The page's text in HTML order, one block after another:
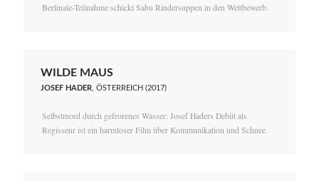
Berlinale-Teilnahme schickt Sabu Rindersuppen in den Wettbewerb.
WILDE MAUS
JOSEF HADER , ÖSTERREICH (2017)
Selbstmord durch gefrorenes Wasser: Josef Haders Debüt als
Regisseur ist ein harmloser Film über Kommunikation und Schnee.